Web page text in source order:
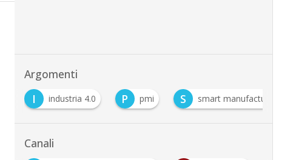
Argomenti
I industria 4.0 P pmi S smart manufacturing
Canali